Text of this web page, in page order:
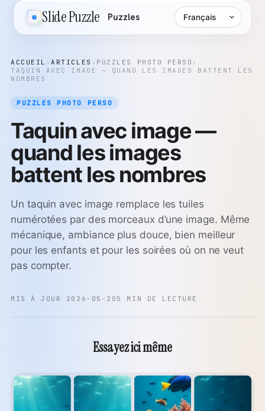
Slide Puzzle Puzzles Langue
ACCUEIL ›ARTICLES › PUZZLES PHOTO PERSO ›
TAQUIN AVEC IMAGE — QUAND LES IMAGES BATTENT LES
NOMBRES
PUZZLES PHOTO PERSO
Taquin avec image —
quand les images
battent les nombres
Un taquin avec image remplace les tuiles
numérotées par des morceaux d’une image. Même
mécanique, ambiance plus douce, bien meilleur
pour les enfants et pour les soirées où on ne veut
pas compter.
MIS À JOUR 2026-05-20 5 MIN DE LECTURE
Essayez ici même